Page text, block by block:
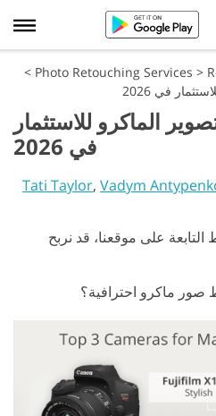
Photo Retouching Services >
>
لتصوير الماكرو للاستثمار
في 2026
Tati Taylor, Vadym
على موقعنا، قد نربح
صور ماكرو احترافية؟